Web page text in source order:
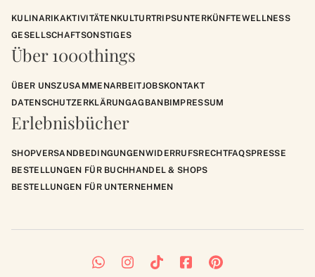
KULINARIKAKTIVITÄTENKULTURTRIPSUNTERKÜNFTEWELLNESS
GESELLSCHAFTSONSTIGES
Über 1000things
ÜBER UNSZUSAMMENARBEITJOBSKONTAKT
DATENSCHUTZERKLÄRUNGAGBANBIMPRESSUM
Erlebnisbücher
SHOPVERSANDBEDINGUNGENWIDERRUFSRECHTFAQSPRESSE
BESTELLUNGEN FÜR BUCHHANDEL & SHOPS
BESTELLUNGEN FÜR UNTERNEHMEN